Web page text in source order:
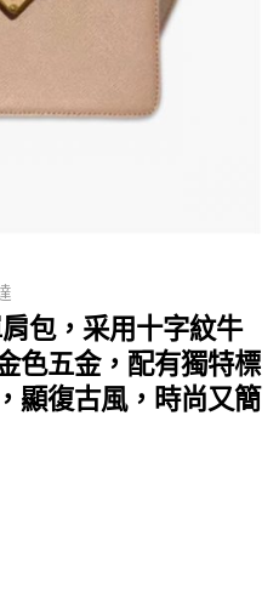
包，采用十字紋牛
色五金，配有獨特標
顯復古風，時尚又簡